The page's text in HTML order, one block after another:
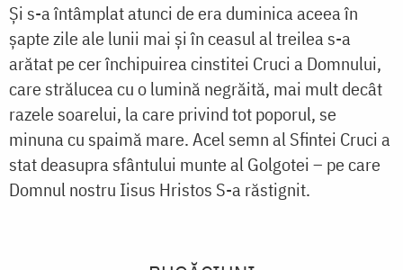
Și s-a întâmplat atunci de era duminica aceea în
șapte zile ale lunii mai și în ceasul al treilea s-a
arătat pe cer închipuirea cinstitei Cruci a Domnului,
care strălucea cu o lumină negrăită, mai mult decât
razele soarelui, la care privind tot poporul, se
minuna cu spaimă mare. Acel semn al Sfintei Cruci a
stat deasupra sfântului munte al Golgotei – pe care
Domnul nostru Iisus Hristos S-a răstignit.